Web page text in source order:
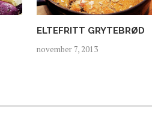
ELTEFRITT GRYTEBRØD
november 7, 2013